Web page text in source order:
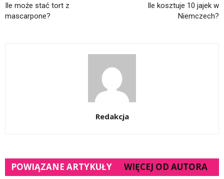
Ile może stać tort z
mascarpone?
Ile kosztuje 10 jajek w
Niemczech?
Redakcja
POWIĄZANE ARTYKUŁY WIĘCEJ OD AUTORA